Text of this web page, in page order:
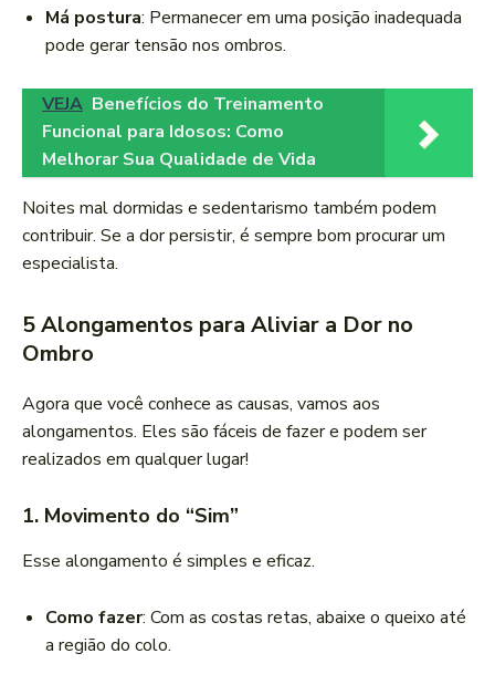
Má postura: Permanecer em uma posição inadequada
pode gerar tensão nos ombros.
VEJA Benefícios do Treinamento
Funcional para Idosos: Como
Melhorar Sua Qualidade de Vida
Noites mal dormidas e sedentarismo também podem
contribuir. Se a dor persistir, é sempre bom procurar um
especialista.
5 Alongamentos para Aliviar a Dor no
Ombro
Agora que você conhece as causas, vamos aos
alongamentos. Eles são fáceis de fazer e podem ser
realizados em qualquer lugar!
1. Movimento do “Sim”
Esse alongamento é simples e eficaz.
Como fazer: Com as costas retas, abaixe o queixo até
a região do colo.